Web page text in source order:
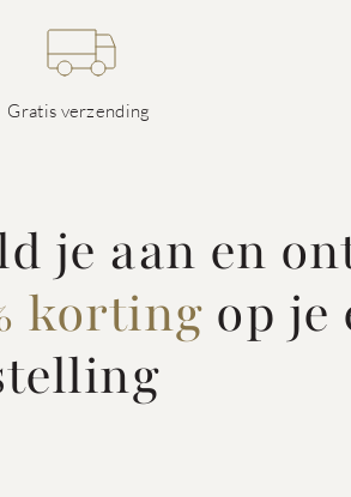
Gratis verzending
je aan en
korting op je